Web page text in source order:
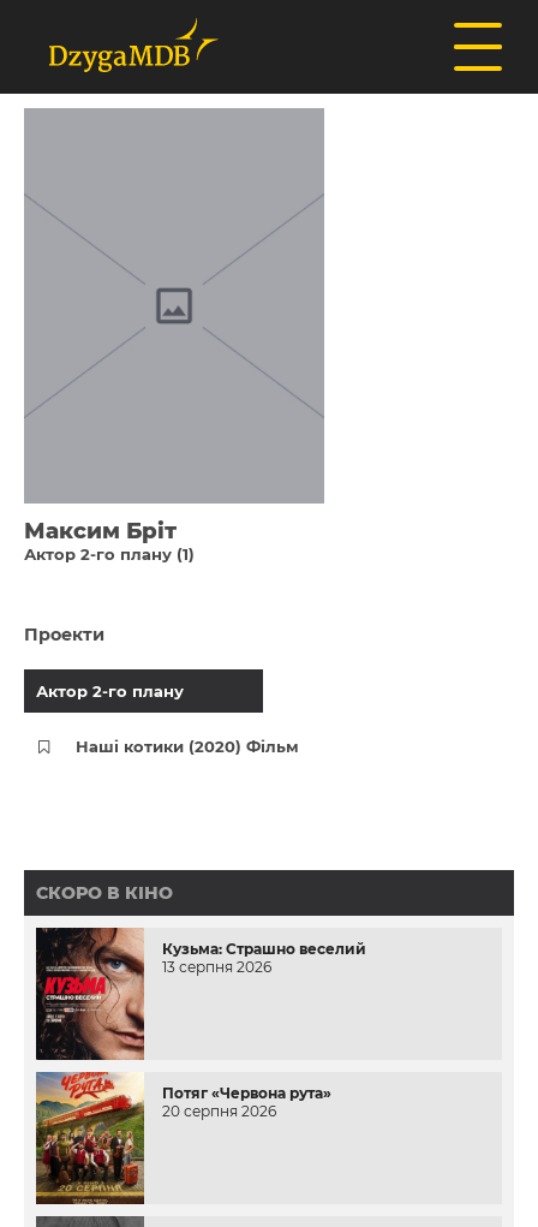
Максим Бріт
Актор 2-го плану (1)
Проекти
Актор 2-го плану
Наші котики (2020) Фільм
СКОРО В КІНО
Кузьма: Страшно веселий
13 серпня 2026
Потяг «Червона рута»
20 серпня 2026